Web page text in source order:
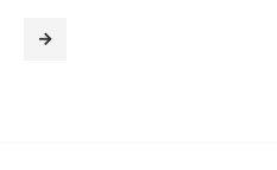
hind